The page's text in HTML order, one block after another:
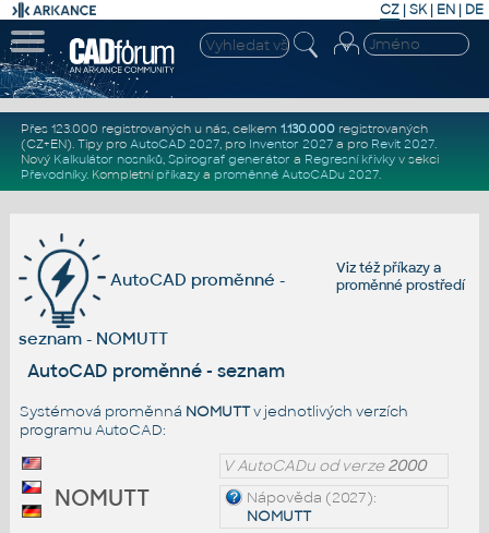
CZ | SK| EN | DE
Přes 123.000 registrovaných u nás, celkem 1.130.000registrovaných
(CZ+EN). Tipy pro AutoCAD 2027, pro Inventor 2027a pro Revit 2027.
Nový Kalkulátor nosníků, Spirograf generátor a Regresní křivkyv sekci
Převodníky. Kompletní příkazya proměnné AutoCADu 2027.
Viz téžpříkazya
proměnné prostředí
AutoCAD proměnné -
seznam - NOMUTT
AutoCAD proměnné - seznam
Systémová proměnná NOMUTTv jednotlivých verzích
programu AutoCAD:
V AutoCADu od verze2000
Nápověda (2027):
NOMUTT
NOMUTT